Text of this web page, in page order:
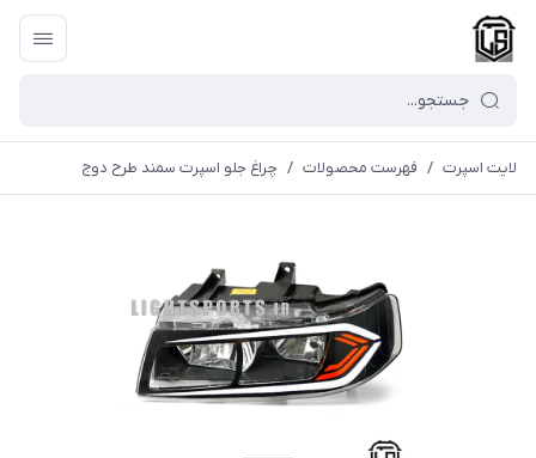
لایت اسپرت / فهرست محصولات / چراغ جلو اسپرت سمند طرح دوج